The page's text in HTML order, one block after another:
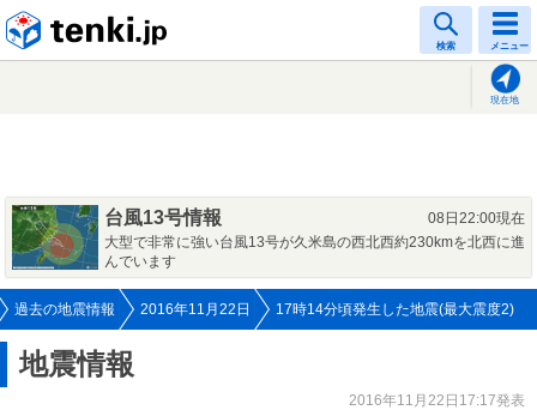
検索 メニュー
現在地
台風13号情報
08日22:00現在
大型で非常に強い台風13号が久米島の西北西約230kmを北西に進
んでいます
過去の地震情報 2016年11月22日 17時14分頃発生した地震(最大震度2)
地震情報
2016年11月22日17:17発表